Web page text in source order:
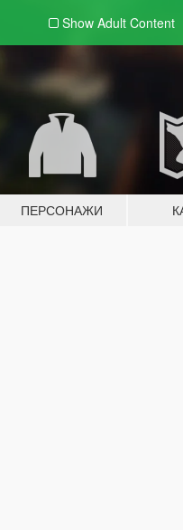
Show Adult Content
ПЕРСОНАЖИ